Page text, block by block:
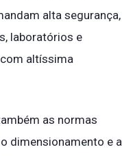
alta segurança,
laboratórios e
altíssima
as normas
dimensionamento e a